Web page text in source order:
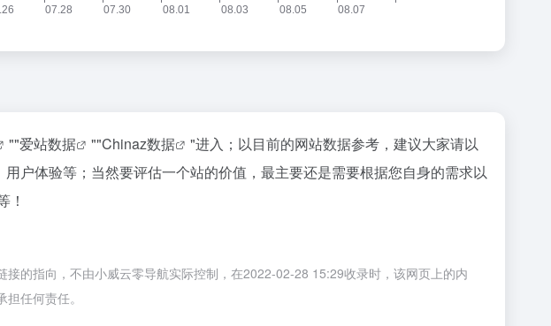
""爱站数据 ""Chinaz数据
"进入；以目前的网站数据参考，建议大家请以
户体验等；当然要评估一个站的价值，最主要还是需要根据您自身的需求以
！
的指向，不由小威云零导航实际控制，在2022-02-28 15:29收录时，该网页上的内
任何责任。